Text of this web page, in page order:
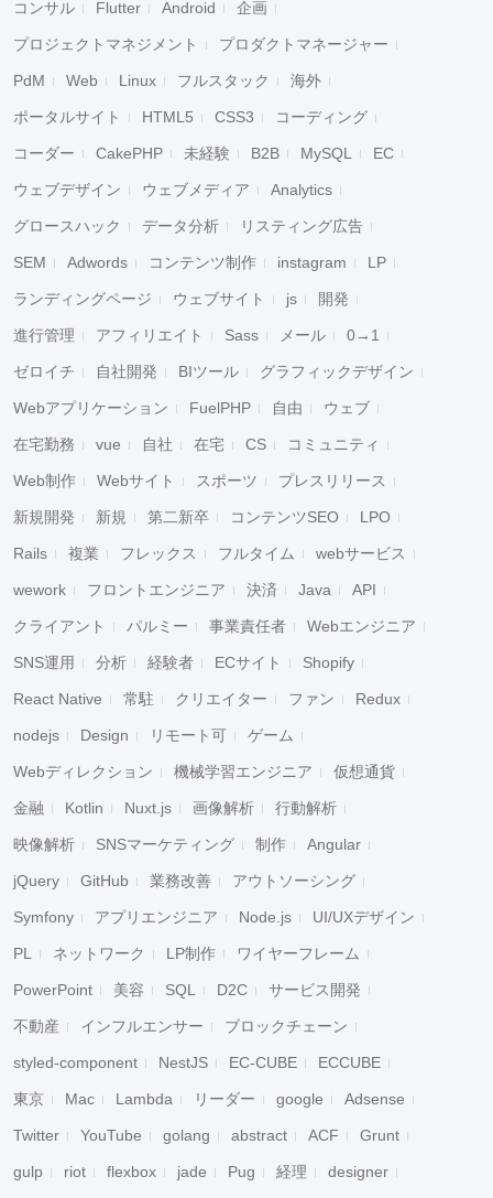
コンサル Flutter Android 企画
プロジェクトマネジメント プロダクトマネージャー
PdM Web Linux フルスタック 海外
ポータルサイト HTML5 CSS3 コーディング
コーダー CakePHP 未経験 B2B MySQL EC
ウェブデザイン ウェブメディア Analytics
グロースハック データ分析 リスティング広告
SEM Adwords コンテンツ制作 instagram LP
ランディングページ ウェブサイト js 開発
進行管理 アフィリエイト Sass メール 0→1
ゼロイチ 自社開発 BIツール グラフィックデザイン
Webアプリケーション FuelPHP 自由 ウェブ
在宅勤務 vue 自社 在宅 CS コミュニティ
Web制作 Webサイト スポーツ プレスリリース
新規開発 新規 第二新卒 コンテンツSEO LPO
Rails 複業 フレックス フルタイム webサービス
wework フロントエンジニア 決済 Java API
クライアント パルミー 事業責任者 Webエンジニア
SNS運用 分析 経験者 ECサイト Shopify
React Native 常駐 クリエイター ファン Redux
nodejs Design リモート可 ゲーム
Webディレクション 機械学習エンジニア 仮想通貨
金融 Kotlin Nuxt.js 画像解析 行動解析
映像解析 SNSマーケティング 制作 Angular
jQuery GitHub 業務改善 アウトソーシング
Symfony アプリエンジニア Node.js UI/UXデザイン
PL ネットワーク LP制作 ワイヤーフレーム
PowerPoint 美容 SQL D2C サービス開発
不動産 インフルエンサー ブロックチェーン
styled-component NestJS EC-CUBE ECCUBE
東京 Mac Lambda リーダー google Adsense
Twitter YouTube golang abstract ACF Grunt
gulp riot flexbox jade Pug 経理 designer